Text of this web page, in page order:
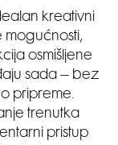
kreativni
mogućnosti,
osmišljene
sada – bez
pripreme.
trenutka
pristup